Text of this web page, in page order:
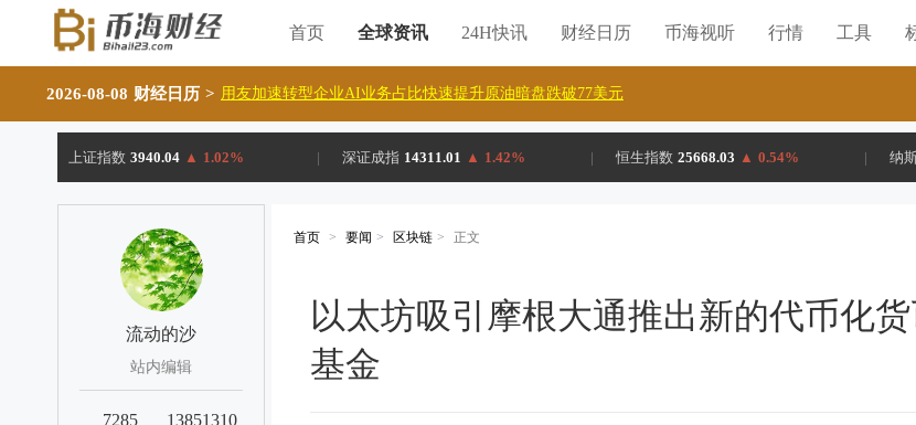
首页 全球资讯 24H快讯 财经日历 币海视听 行情 工具
2026-08-08 财经日历 > 用友加速转型企业AI业务占比快速提升原油暗盘跌破77美元
上证指数 3940.04 ▲ 1.02% | 深证成指 14311.01 ▲ 1.42% | 恒生指数 25668.03 ▲ 0.54% | 纳
流动的沙
站内编辑
7285 13851310
首页 > 要闻 > 区块链 > 正文
以太坊吸引摩根大通推出新的代币化
基金